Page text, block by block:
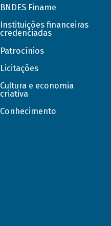
BNDES Finame
Instituições financeiras
credenciadas
Patrocínios
Licitações
Cultura e economia
criativa
Conhecimento